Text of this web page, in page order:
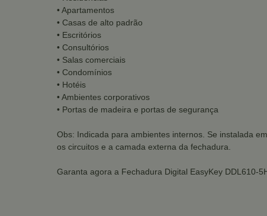
• Apartamentos
• Casas de alto padrão
• Escritórios
• Consultórios
• Salas comerciais
• Condomínios
• Hotéis
• Ambientes corporativos
• Portas de madeira e portas de segurança
Obs: Indicada para ambientes internos. Se instalada
os circuitos e a camada externa da fechadura.
Garanta agora a Fechadura Digital EasyKey DDL610-